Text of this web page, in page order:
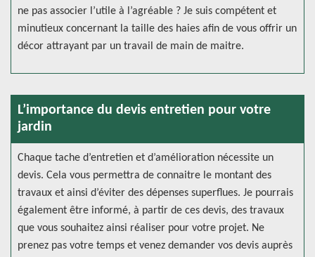
ne pas associer l’utile à l’agréable ? Je suis compétent et
minutieux concernant la taille des haies afin de vous offrir un
décor attrayant par un travail de main de maitre.
L’importance du devis entretien pour votre
jardin
Chaque tache d’entretien et d’amélioration nécessite un
devis. Cela vous permettra de connaitre le montant des
travaux et ainsi d’éviter des dépenses superflues. Je pourrais
également être informé, à partir de ces devis, des travaux
que vous souhaitez ainsi réaliser pour votre projet. Ne
prenez pas votre temps et venez demander vos devis auprès